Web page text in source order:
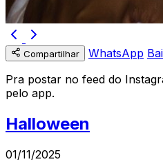
Compartilhar WhatsApp
Pra postar no feed do
pelo app.
Halloween
01/11/2025